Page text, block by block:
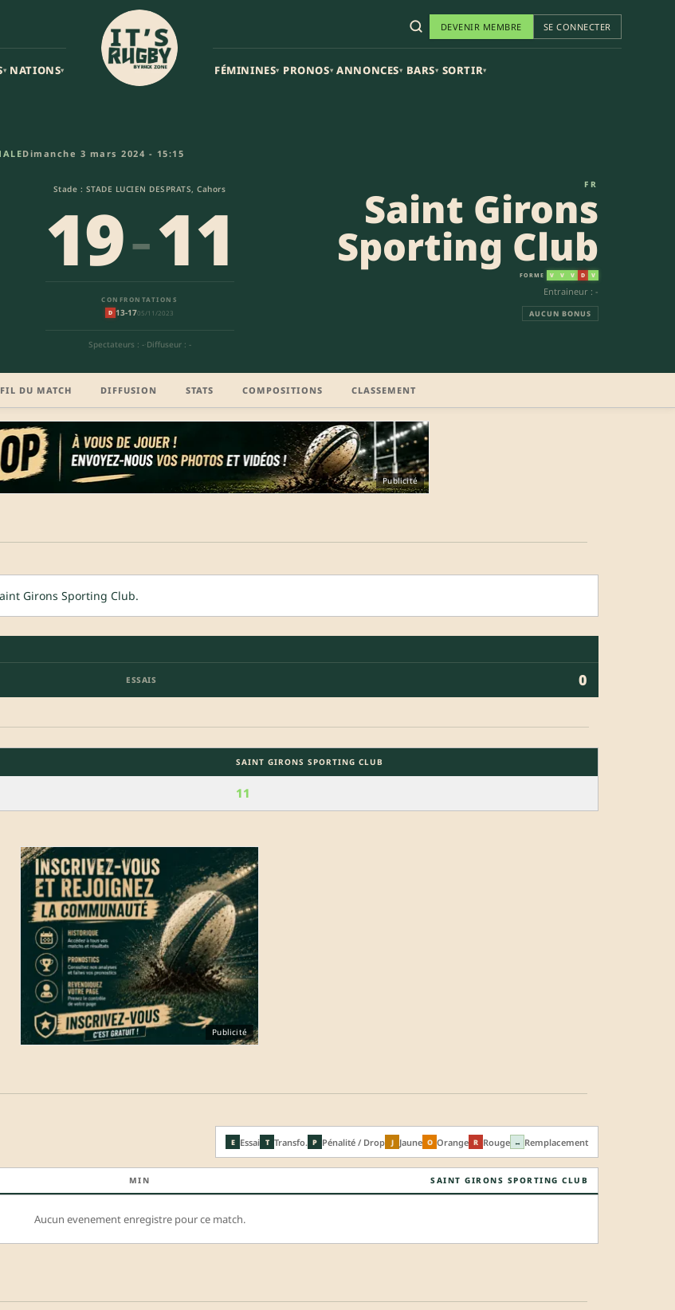
▾ NATIONS▾
DEVENIR MEMBRE SE CONNECTER
FÉMININES▾ PRONOS▾ ANNONCES▾ BARS▾ SORTIR▾
Girons Sporting Club (19-11) | Federale 2
Dimanche 3 mars 2024 - 15:15
Stade : STADE LUCIEN DESPRATS, Cahors
19-11
CONFRONTATIONS
D 13-1705/11/2023
Spectateurs : -·Diffuseur : -
FR
Saint Girons
Sporting Club
FORME V V V D V
Entraineur : -
AUCUN BONUS
FIL DU MATCH DIFFUSION STATS COMPOSITIONS CLASSEMENT
Publicité
Girons Sporting Club.
ESSAIS 0
SAINT GIRONS SPORTING CLUB
11
Publicité
E Essai T Transfo. P Pénalité / Drop J Jaune O Orange R Rouge ↔ Remplacement
MIN SAINT GIRONS SPORTING CLUB
Aucun evenement enregistre pour ce match.